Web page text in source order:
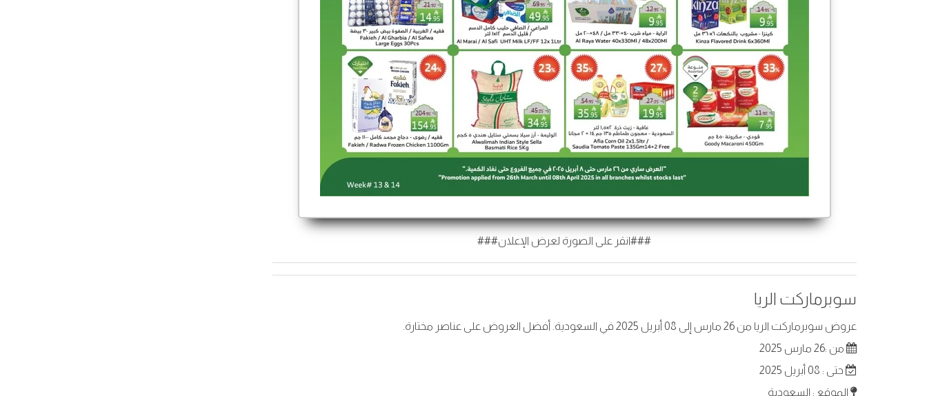
###انقر على الصورة لعرض الإعلان###
سوبرماركت الريا
عروض سوبرماركت الريا من 26 مارس إلى 08 أبريل 2025 في السعودية. أفضل العروض على عناصر مختارة.
من :26 مارس 2025
حتى : 08 أبريل 2025
الموقع : السعودية